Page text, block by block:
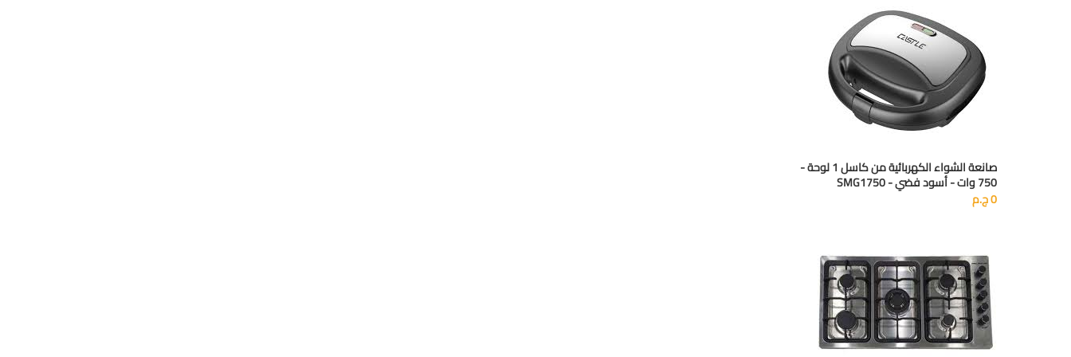
صانعة الشواء الكهربائية من كاسل 1 لوحة -
750 وات - أسود فضي - SMG1750
0ج.م